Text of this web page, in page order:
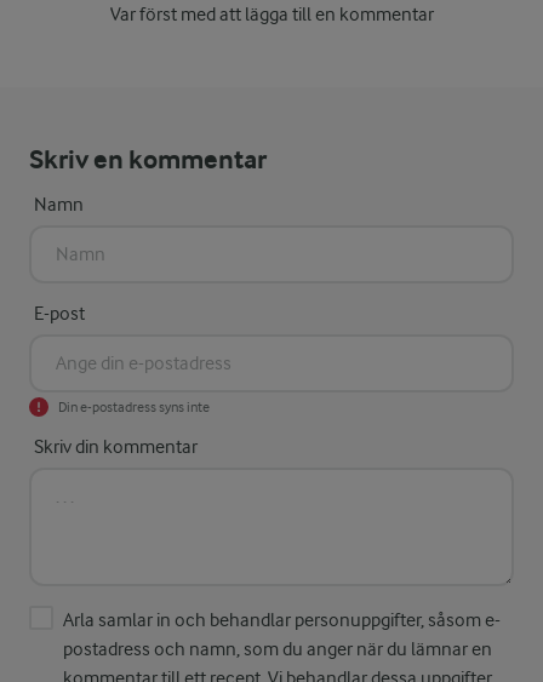
Var först med att lägga till en kommentar
Skriv en kommentar
Namn
E-post
Din e-postadress syns inte
Skriv din kommentar
Arla samlar in och behandlar personuppgifter, såsom e-
postadress och namn, som du anger när du lämnar en